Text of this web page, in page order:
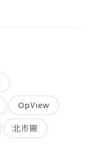
OpView
北市圖